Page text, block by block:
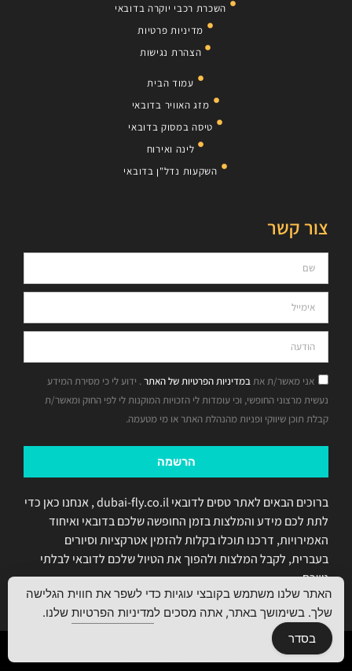
השכרת רכבי יוקרה בדובאי
מדיניות פרטיות
הצהרת נגישות
עמוד הבית
מזג האוויר בדובאי
טיסה במסוק בדובאי
לינה ואירוח
השקעות נדל"ן בדובאי
צור קשר
אני מאשר/ת אתבמדיניות הפרטיות של האתר. ידוע לי כי מסירת המידע
נעשית מרצוני החופשי, וכי עומדות לי הזכויות המוקנות לי לפי החוק ומאשר/ת
קבלת תוכן שיווקי ופניות מהנהלת האתר או מי מטעמה.
הרשמה
ברוכים הבאים לאתר טסים לדובאי dubai-fly.co.il , אנחנו כאן כדי
לתת לכם מידע והמלצות בזמן החופשה שלכם בדובאי ואיחוד
האמירויות, דרכנו תוכלו בקלות להזמין אטרקציות וסיורים
בעברית, לקבל המלצות ולהפוך את הטיול שלכם לדובאי לבלתי
נשכח.
האתר שלנו משתמש בקובצי עוגיות כדי לשפר את חווית הגלישה
שלך. בשימושך באתר, אתה מסכים למדיניות הפרטיות שלנו.
בסדר